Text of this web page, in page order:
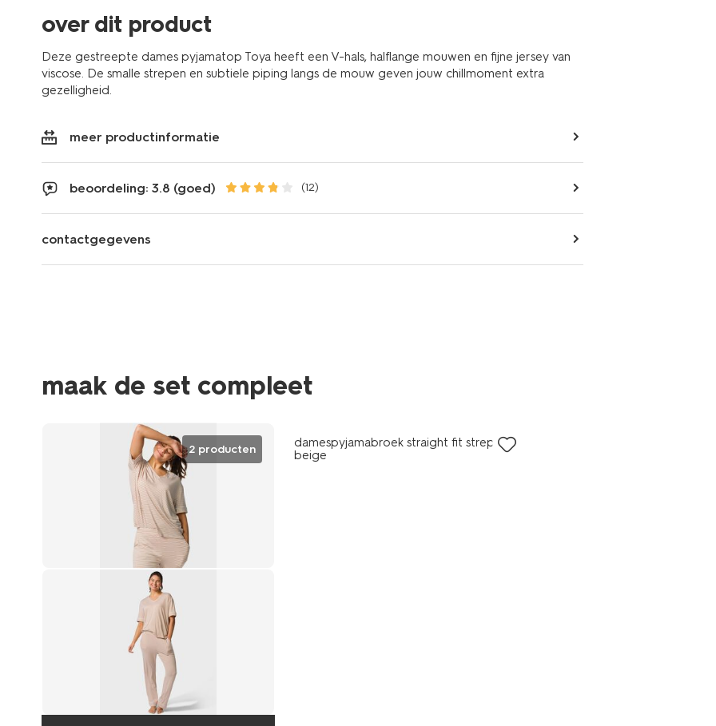
over dit product
Deze gestreepte dames pyjamatop Toya heeft een V-hals, halflange mouwen en fijne jersey van
viscose. De smalle strepen en subtiele piping langs de mouw geven jouw chillmoment extra
gezelligheid.
meer productinformatie
beoordeling: 3.8 (goed) (12)
contactgegevens
maak de set compleet
2 producten
damespyjamabroek straight fit strepen
beige